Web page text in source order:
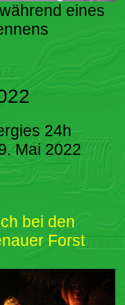
eines
24h
Mai 2022
bei den
Forst